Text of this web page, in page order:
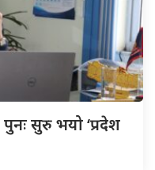
सुरु भयो ‘प्रदेश